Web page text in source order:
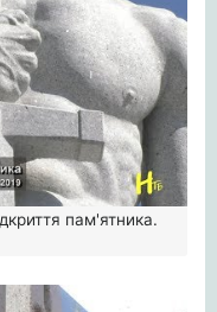
пам'ятника.